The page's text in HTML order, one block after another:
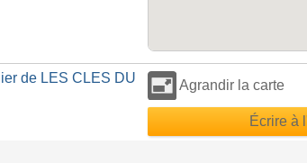
de LES CLES DU
Agrandir la carte
Écrire à